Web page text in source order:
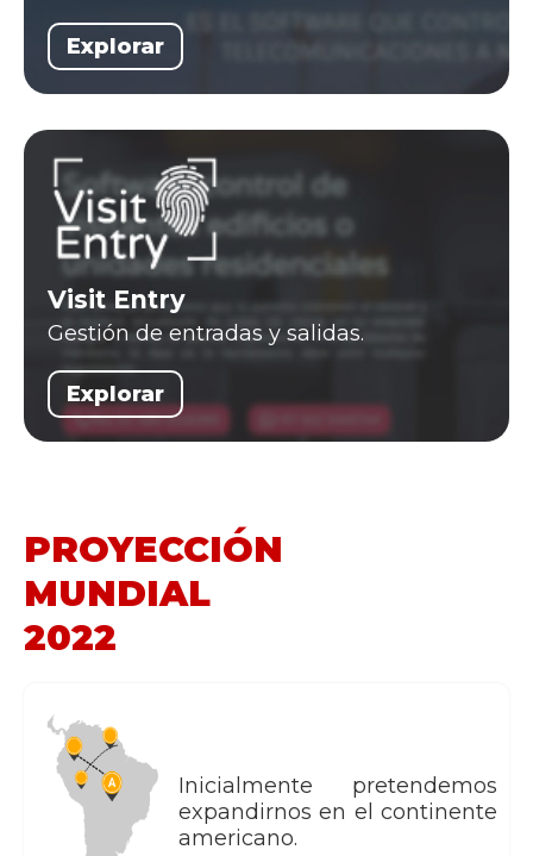
Explorar
Visit Entry
Gestión de entradas y salidas.
Explorar
PROYECCIÓN
MUNDIAL
2022
Inicialmente pretendemos
expandirnos en el continente
americano.